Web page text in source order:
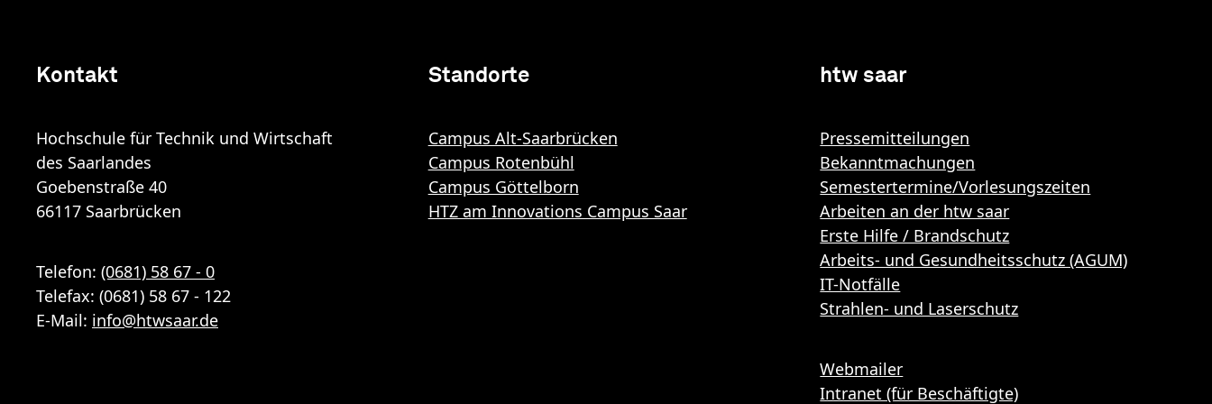
Kontakt
Hochschule für Technik und Wirtschaft
des Saarlandes
Goebenstraße 40
66117 Saarbrücken
Telefon: (0681) 58 67 - 0
Telefax: (0681) 58 67 - 122
E-Mail: info@htwsaar.de
Standorte
Campus Alt-Saarbrücken
Campus Rotenbühl
Campus Göttelborn
HTZ am Innovations Campus Saar
htw saar
Pressemitteilungen
Bekanntmachungen
Semestertermine/Vorlesungszeiten
Arbeiten an der htw saar
Erste Hilfe / Brandschutz
Arbeits- und Gesundheitsschutz (AGUM)
IT-Notfälle
Strahlen- und Laserschutz
Webmailer
Intranet (für Beschäftigte)